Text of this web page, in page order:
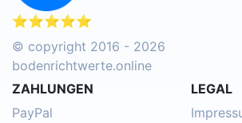
⭐⭐⭐⭐⭐
© copyright 2016 - 2026
bodenrichtwerte.online
ZAHLUNGEN
PayPal
LEGAL